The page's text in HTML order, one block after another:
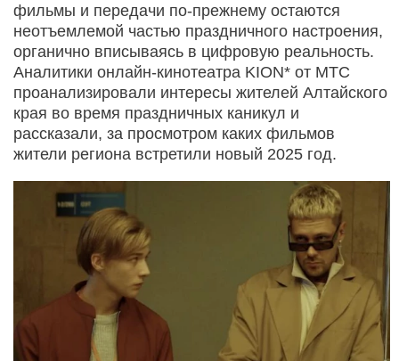
фильмы и передачи по-прежнему остаются
неотъемлемой частью праздничного настроения,
органично вписываясь в цифровую реальность.
Аналитики онлайн-кинотеатра KION* от МТС
проанализировали интересы жителей Алтайского
края во время праздничных каникул и
рассказали, за просмотром каких фильмов
жители региона встретили новый 2025 год.